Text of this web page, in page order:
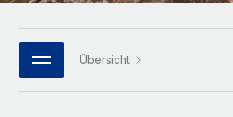
MCP
Integrationen
PARTNER WERDEN
Flexible Einbettung von Global-HR-
Bibliothek für
Webinare
한국어 Übersicht